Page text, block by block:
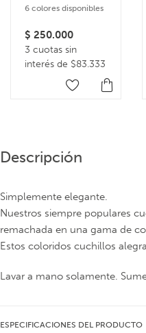
6 colores disponibles
$ 250.000
3 cuotas sin
interés de $83.333
Descripción
Simplemente elegante.
Nuestros siempre populares
remachada en una gama de
Estos coloridos cuchillos
Lavar a mano solamente.
ESPECIFICACIONES DEL PRODUCTO